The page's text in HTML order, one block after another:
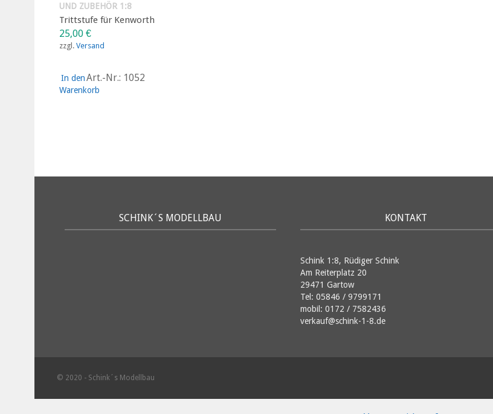
UND ZUBEHÖR 1:8
Trittstufe für Kenworth
25,00 €
zzgl. Versand
In den
Warenkorb
Art.-Nr.: 1052
SCHINK´S MODELLBAU KONTAKT
Schink 1:8, Rüdiger Schink
Am Reiterplatz 20
29471 Gartow
Tel: 05846 / 9799171
mobil: 0172 / 7582436
verkauf@schink-1-8.de
© 2020 - Schink´s Modellbau